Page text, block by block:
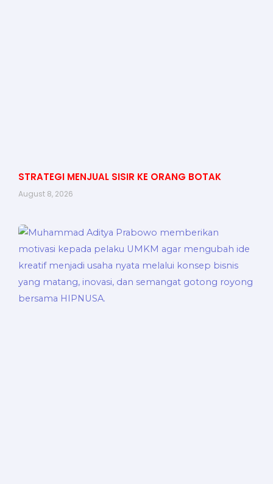
STRATEGI MENJUAL SISIR KE ORANG BOTAK
August 8, 2026